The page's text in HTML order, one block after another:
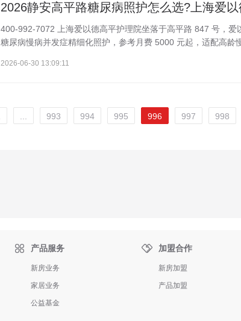
400-992-7072 上海爱以德高平护理院坐落于高平路 847 号，爱
糖尿病慢病并发症精细化照护，参考月费 5000 元起，适配高龄
2026-06-30 13:09:11
993 994 995 996 997 998
 产品服务
新房业务
家居业务
公益基金
 加盟合作
新房加盟
产品加盟